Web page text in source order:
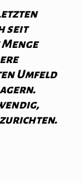
seit
Umfeld